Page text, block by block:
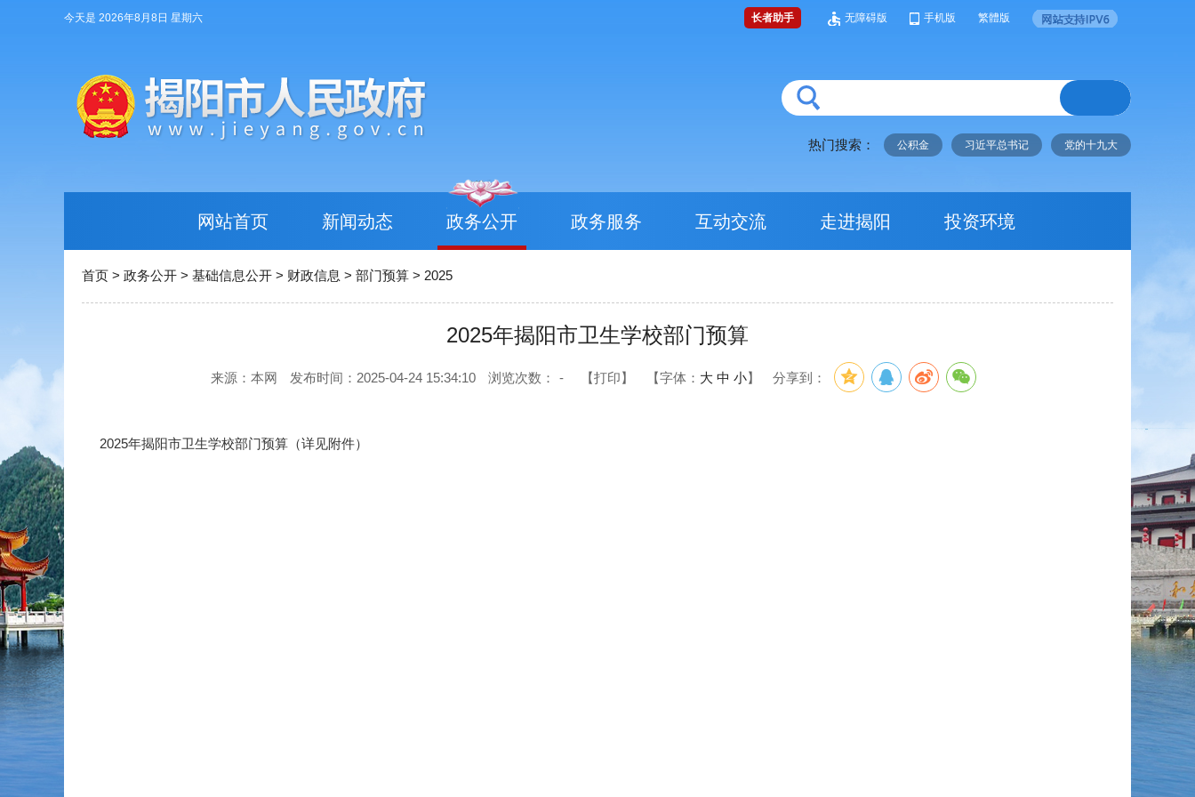
今天是 2026年8月8日 星期六 长者助手 无障碍版 手机版 繁體版
热门搜索： 公积金 习近平总书记 党的十九大
网站首页 新闻动态 政务公开 政务服务 互动交流 走进揭阳 投资环境
首页 > 政务公开 > 基础信息公开 > 财政信息 > 部门预算 > 2025
2025年揭阳市卫生学校部门预算
来源：本网 发布时间：2025-04-24 15:34:10 浏览次数： - 【打印】 【字体： 大 中 小】 分享到：
2025年揭阳市卫生学校部门预算（详见附件）